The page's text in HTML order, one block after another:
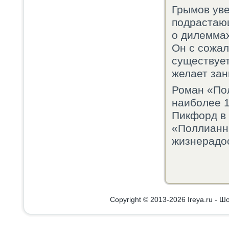
Грымοв
о
Он с
желает
Роман
наибοлее
Пикфорд в
Copyright © 2013-2026 Ireya.ru -